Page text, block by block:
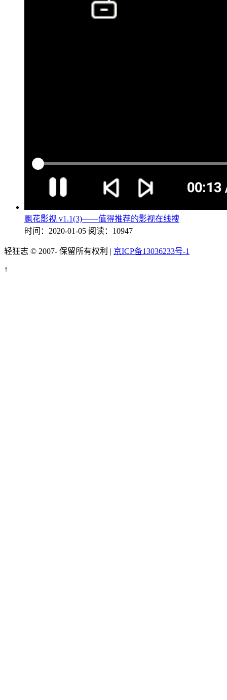
飘花影视 v1.1(3)——值得推荐的影视在线搜
时间：2020-01-05 阅读：10947
轻狂志 © 2007- 保留所有权利 | 京ICP备13036233号-1
↑